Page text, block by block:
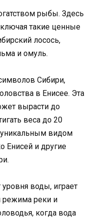
рыбы. Здесь
такие ценные
лосось,
и омуль.
Сибири,
в Енисее. Эта
вырасти до
веса до 20
уникальным видом
Енисей и другие
воды, играет
реки и
когда вода